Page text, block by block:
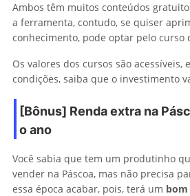
Ambos têm muitos conteúdos
a ferramenta, contudo, se quiser
conhecimento, pode optar pelo curso
Os valores dos cursos são acessíveis,
condições, saiba que o investimento
[Bônus] Renda extra na
o ano
Você sabia que tem um produtinho
vender na Páscoa, mas não precisa
essa época acabar, pois, terá um